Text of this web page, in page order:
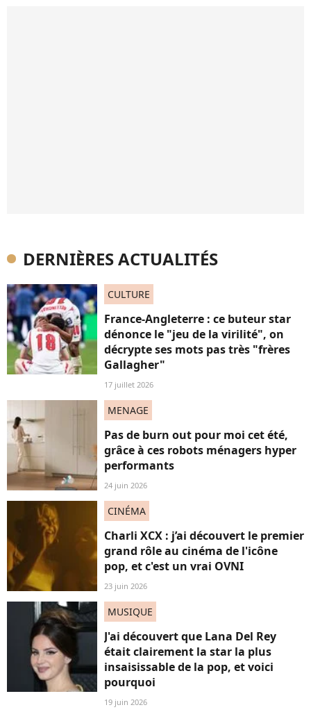
DERNIÈRES ACTUALITÉS
CULTURE
France-Angleterre : ce buteur star
dénonce le "jeu de la virilité", on
décrypte ses mots pas très "frères
Gallagher"
17 juillet 2026
MENAGE
Pas de burn out pour moi cet été,
grâce à ces robots ménagers hyper
performants
24 juin 2026
CINÉMA
Charli XCX : j’ai découvert le premier
grand rôle au cinéma de l'icône
pop, et c'est un vrai OVNI
23 juin 2026
MUSIQUE
J'ai découvert que Lana Del Rey
était clairement la star la plus
insaisissable de la pop, et voici
pourquoi
19 juin 2026